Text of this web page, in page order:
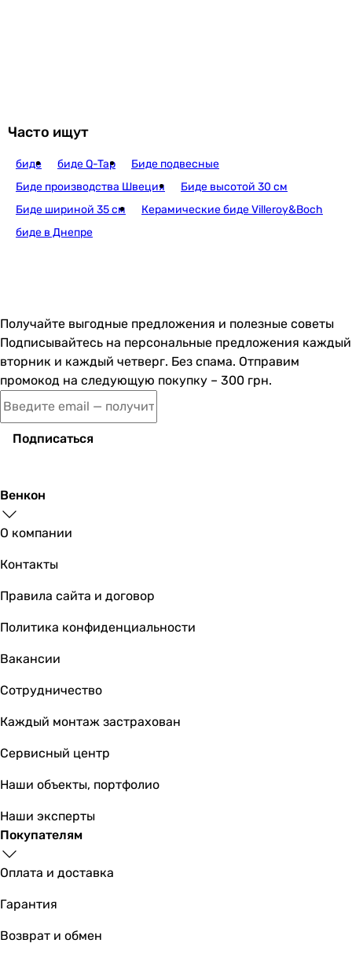
Часто ищут
биде биде Q-Tap
Биде подвесные
Биде производства Швеция
Биде высотой 30 см
Биде шириной 35 см
Керамические биде Villeroy&Boch
биде в Днепре
Получайте выгодные предложения и полезные советы
Подписывайтесь на персональные предложения каждый
вторник и каждый четверг. Без спама. Отправим
промокод на следующую покупку – 300 грн.
Подписаться
Венкон
О компании
Контакты
Правила сайта и договор
Политика конфиденциальности
Вакансии
Сотрудничество
Каждый монтаж застрахован
Сервисный центр
Наши объекты, портфолио
Наши эксперты
Покупателям
Оплата и доставка
Гарантия
Возврат и обмен